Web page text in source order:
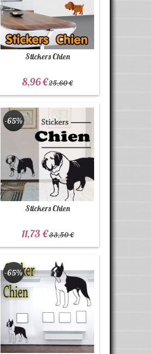
Stickers Chien
8,96 €25,60 €
Stickers Chien
-65%
11,73 €33,50 €
-65%